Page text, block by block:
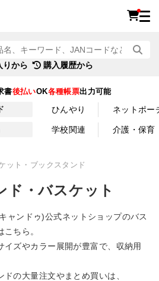
りから 購入履歴から
書後払いOK各種帳票出力可能
ひんやり ネットポー
学校関連 介護・保育
ット・ブックスタンド
ド・バスケット
ャンドゥ)公式ネットショップのバス
ちら。
イズやカラー展開が豊富で、収納用
の大量注文やまとめ買いは、